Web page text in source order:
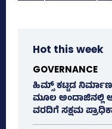
Hot this week
GOVERNANCE
ಹಿಮ್ಸ್‌ ಕಟ್ಟಡ ನಿರ್ಮಾಣ
ಮೂಲ ಅಂದಾಜಿನಲ್ಲಿ
ವರದಿಗೆ ಸಕ್ಷಮ